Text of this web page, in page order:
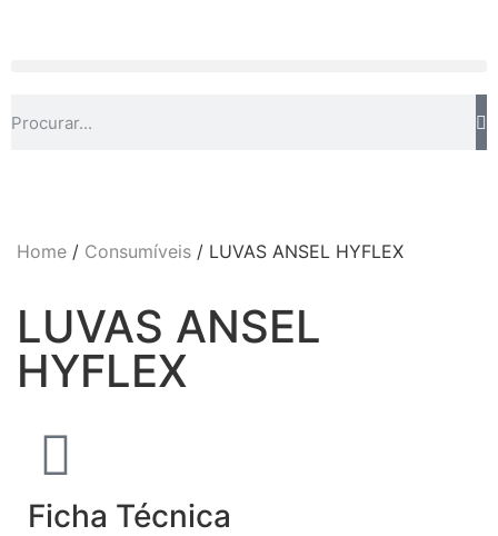
Home / Consumíveis / LUVAS ANSEL HYFLEX
LUVAS ANSEL
HYFLEX
Ficha Técnica